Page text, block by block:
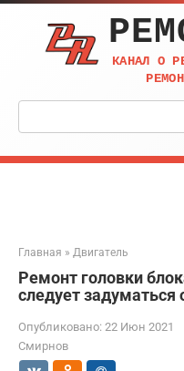
Перейти
контенту
КАНАЛ О
Поиск:
Главная » Двигатель
Ремонт головки
следует задуматься
Опубликовано: 22 Июн 2021
Смирнов